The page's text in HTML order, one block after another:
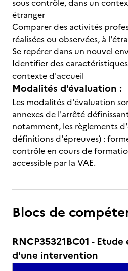
sous contrôle, dans un
étranger
Comparer des activités
réalisées ou observées, à
Se repérer dans un nouvel
Identifier des
contexte d'accueil
Modalités d'évaluation :
Les modalités d'évaluation
annexes de l'arrêté
notamment, les règlements
définitions d'épreuves) :
contrôle en cours de
accessible par la VAE.
Blocs de
RNCP35321BC01 -
d'une intervention